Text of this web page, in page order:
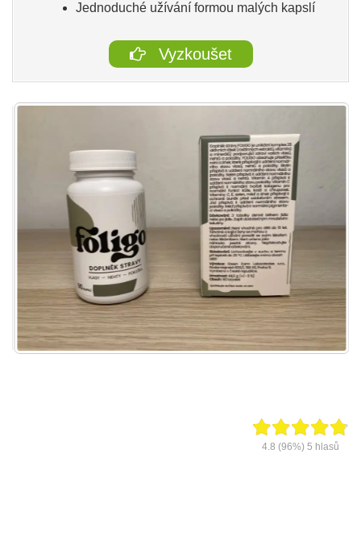
Jednoduché užívání formou malých kapslí
Vyzkoušet
4.8 (96%) 5 hlasů